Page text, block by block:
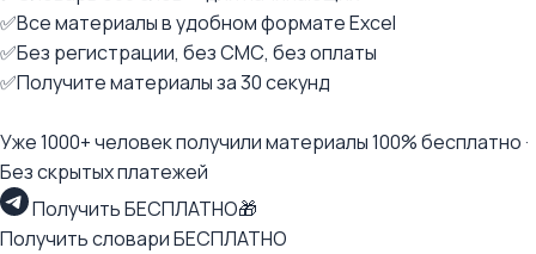
✅Все материалы в удобном формате Excel
✅Без регистрации, без СМС, без оплаты
✅Получите материалы за 30 секунд
Уже 1000+ человек получили материалы 100% бесплатно ·
Без скрытых платежей
Получить БЕСПЛАТНО🎁
Получить словари БЕСПЛАТНО